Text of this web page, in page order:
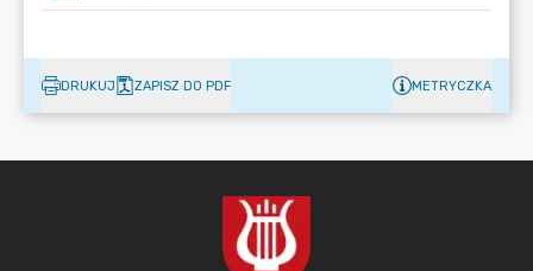
DRUKUJ ZAPISZ DO PDF METRYCZKA